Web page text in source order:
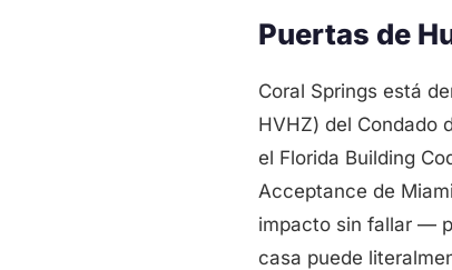
Puertas de
Coral Springs está
HVHZ) del Condado
el Florida Building
Acceptance de
impacto sin fallar —
casa puede